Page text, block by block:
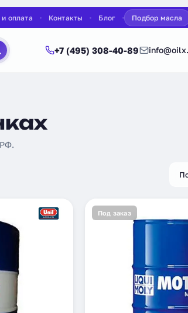
оплата Контакты Блог Подбор масла
+7 (495) 308-40-89
Под заказ